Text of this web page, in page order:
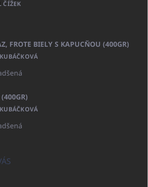
ČÍŽEK
FROTE BIELY S KAPUCŇOU (400GR)